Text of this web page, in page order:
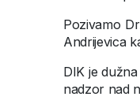
Pozivamo
Andrijevica
DIK je
nadzor nad